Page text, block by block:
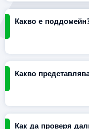
Какво е
Какво
Как да проверя